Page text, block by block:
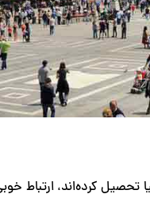
تحصیل کرده‌اند،